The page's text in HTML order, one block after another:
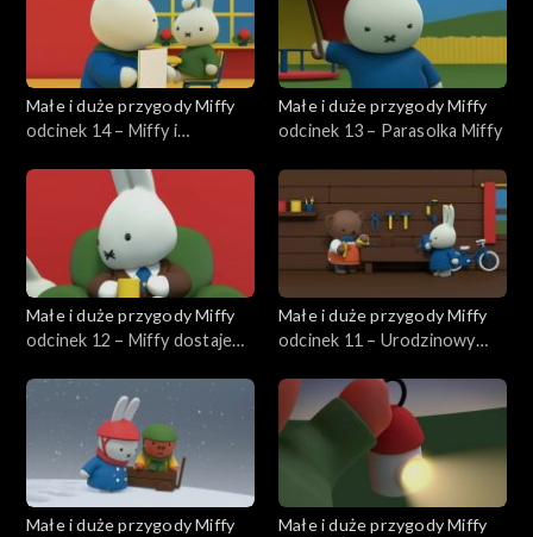
Małe i duże przygody Miffy
odcinek 14 – Miffy i
Małe i duże przygody Miffy
odcinek 13 – Parasolka Miffy
Małe i duże przygody Miffy
odcinek 12 – Miffy dostaje
Małe i duże przygody Miffy
odcinek 11 – Urodzinowy
Małe i duże przygody Miffy
Małe i duże przygody Miffy